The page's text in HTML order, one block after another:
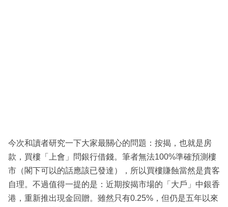
區
今次和讀者研究一下大家最關心的問題：按揭，也就是房
款，買樓「上會」問銀行借錢。筆者無法100%準確預測樓
市（閣下可以的話應該已發達），所以買樓賺蝕當然是貴客
自理。不過值得一提的是：近期按揭市場的「大戶」中銀香
港，重新推出現金回贈。雖然只有0.25%，但仍是五年以來